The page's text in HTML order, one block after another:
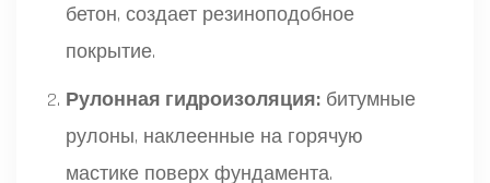
бетон, создает резиноподобное
покрытие.
Рулонная гидроизоляция: битумные
рулоны, наклеенные на горячую
мастике поверх фундамента.